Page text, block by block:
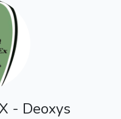
- Deoxys